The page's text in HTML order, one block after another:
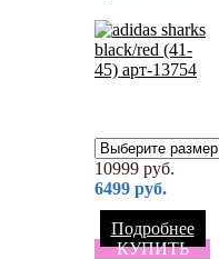
10999 руб.
6499 руб.
Подробнее
КУПИТЬ